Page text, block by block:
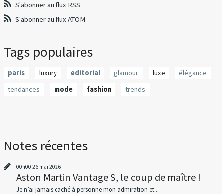
S'abonner au flux RSS
S'abonner au flux ATOM
Tags populaires
paris luxury editorial glamour luxe
élégance
tendances
mode fashion trends
Notes récentes
00h00 26 mai 2026
Aston Martin Vantage S, le coup de maître !
Je n’ai jamais caché à personne mon admiration et...